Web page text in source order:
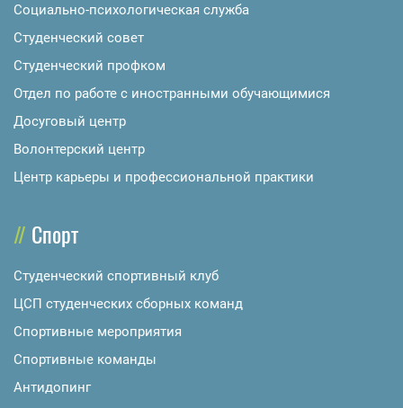
Социально-психологическая служба
Студенческий совет
Студенческий профком
Отдел по работе с иностранными обучающимися
Досуговый центр
Волонтерский центр
Центр карьеры и профессиональной практики
Спорт
Студенческий спортивный клуб
ЦСП студенческих сборных команд
Спортивные мероприятия
Спортивные команды
Антидопинг